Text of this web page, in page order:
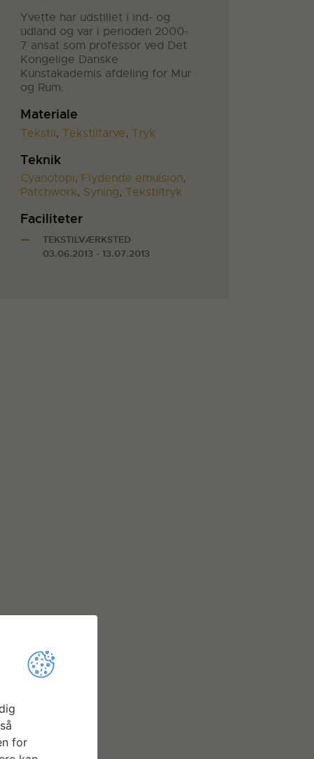
Yvette har udstillet i ind- og
udland og var i perioden 2000-
7 ansat som professor ved Det
Kongelige Danske
Kunstakademis afdeling for Mur
og Rum.
Materiale
Tekstil, Tekstilfarve, Tryk
Teknik
Cyanotopi, Flydende emulsion,
Patchwork, Syning, Tekstiltryk
Faciliteter
TEKSTILVÆRKSTED
03.06.2013 - 13.07.2013
for